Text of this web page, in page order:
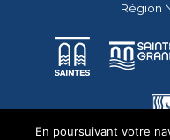
Région
En poursuivant votre